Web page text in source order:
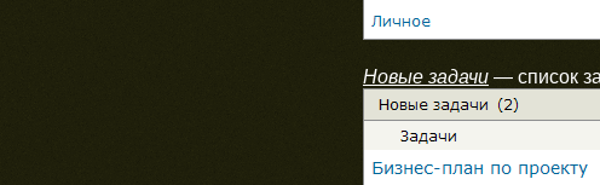
Новые задачи — список